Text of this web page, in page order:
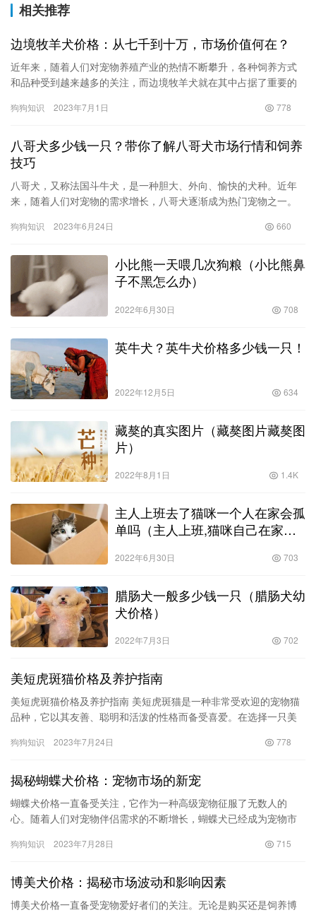
相关推荐
边境牧羊犬价格：从七千到十万，市场价值何在？
近年来，随着人们对宠物养殖产业的热情不断攀升，各种饲养方式
和品种受到越来越多的关注，而边境牧羊犬就在其中占据了重要的
犬人士…
狗狗知识 2023年7月1日 778
八哥犬多少钱一只？带你了解八哥犬市场行情和饲养
技巧
八哥犬，又称法国斗牛犬，是一种胆大、外向、愉快的犬种。近年
来，随着人们对宠物的需求增长，八哥犬逐渐成为热门宠物之一。
们就来…
狗狗知识 2023年6月24日 660
小比熊一天喂几次狗粮（小比熊鼻
子不黑怎么办）
2022年6月30日 708
英牛犬？英牛犬价格多少钱一只！
2022年12月5日 634
藏獒的真实图片（藏獒图片藏獒图
片）
2022年8月1日 1.4K
主人上班去了猫咪一个人在家会孤
单吗（主人上班,猫咪自己在家会
2022年6月30日 703
腊肠犬一般多少钱一只（腊肠犬幼
犬价格）
2022年7月3日 702
美短虎斑猫价格及养护指南
美短虎斑猫价格及养护指南 美短虎斑猫是一种非常受欢迎的宠物猫
品种，它以其友善、聪明和活泼的性格而备受喜爱。在选择一只美
价…
狗狗知识 2023年7月24日 778
揭秘蝴蝶犬价格：宠物市场的新宠
蝴蝶犬价格一直备受关注，它作为一种高级宠物征服了无数人的
心。随着人们对宠物伴侣需求的不断增长，蝴蝶犬已经成为宠物市
界的明星…
狗狗知识 2023年7月28日 715
博美犬价格：揭秘市场波动和影响因素
博美犬价格一直备受宠物爱好者们的关注。无论是购买还是饲养博